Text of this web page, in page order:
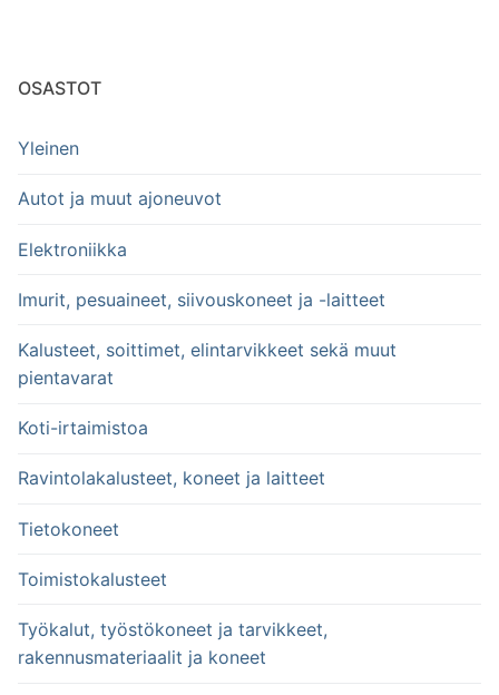
OSASTOT
Yleinen
Autot ja muut ajoneuvot
Elektroniikka
Imurit, pesuaineet, siivouskoneet ja -laitteet
Kalusteet, soittimet, elintarvikkeet sekä muut
pientavarat
Koti-irtaimistoa
Ravintolakalusteet, koneet ja laitteet
Tietokoneet
Toimistokalusteet
Työkalut, työstökoneet ja tarvikkeet,
rakennusmateriaalit ja koneet